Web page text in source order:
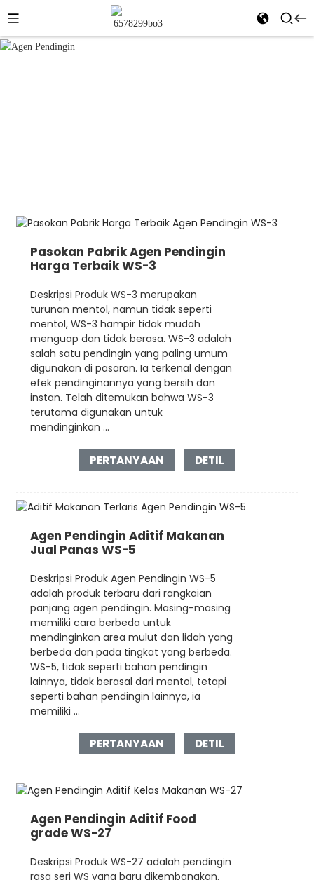
Pasokan Pabrik Agen Pendingin
Harga Terbaik WS-3
Deskripsi Produk WS-3 merupakan
turunan mentol, namun tidak seperti
mentol, WS-3 hampir tidak mudah
menguap dan tidak berasa. WS-3 adalah
salah satu pendingin yang paling umum
digunakan di pasaran. Ia terkenal dengan
efek pendinginannya yang bersih dan
instan. Telah ditemukan bahwa WS-3
terutama digunakan untuk
mendinginkan ...
PERTANYAAN DETIL
Agen Pendingin Aditif Makanan
Jual Panas WS-5
Deskripsi Produk Agen Pendingin WS-5
adalah produk terbaru dari rangkaian
panjang agen pendingin. Masing-masing
memiliki cara berbeda untuk
mendinginkan area mulut dan lidah yang
berbeda dan pada tingkat yang berbeda.
WS-5, tidak seperti bahan pendingin
lainnya, tidak berasal dari mentol, tetapi
seperti bahan pendingin lainnya, ia
memiliki ...
PERTANYAAN DETIL
Agen Pendingin Aditif Food
grade WS-27
Deskripsi Produk WS-27 adalah pendingin
rasa seri WS yang baru dikembangkan.